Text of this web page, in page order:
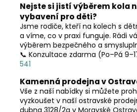
Nejste si jistí výběrem kola
vybavení pro děti?
Jsme rodiče, kteří na kolech s
a víme, co v praxi funguje. Rádi
výběrem bezpečného a
📞 Konzultace zdarma (Po–Pá
541
Kamenná prodejna v
Vše z naší nabídky si můžete
vyzkoušet v naší ostravské
dubna 3128/2a v Moravské